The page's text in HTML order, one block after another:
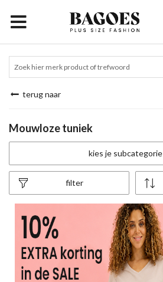
terug naar
Mouwloze tuniek
kies je subcategorie
filter